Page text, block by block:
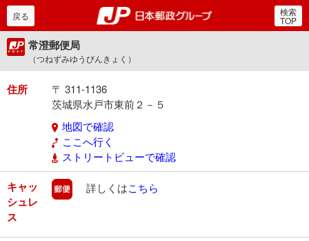
郵便局・日本郵政グルー
戻る 検索
TOP
常澄郵便局
（つねずみゆうびんきょく）
住所
〒 311-1136
茨城県水戸市東前２－５
地図で確認
ここへ行く
ストリートビューで確認
キャッ
シュレ
ス
郵便
詳しくはこちら